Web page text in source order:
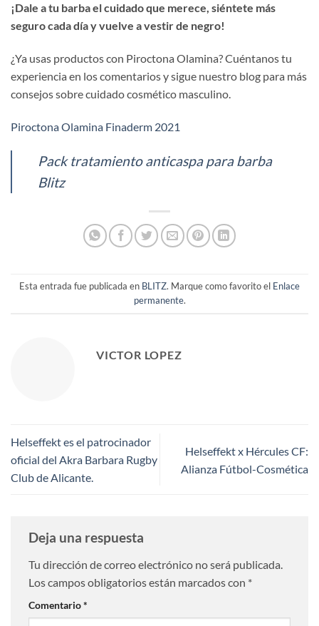
¡Dale a tu barba el cuidado que merece, siéntete más
seguro cada día y vuelve a vestir de negro!
¿Ya usas productos con Piroctona Olamina? Cuéntanos tu
experiencia en los comentarios y sigue nuestro blog para más
consejos sobre cuidado cosmético masculino.
Piroctona Olamina Finaderm 2021
Pack tratamiento anticaspa para barba
Blitz
Esta entrada fue publicada en BLITZ. Marque como favorito el Enlace
permanente.
VICTOR LOPEZ
Helseffekt es el patrocinador
oficial del Akra Barbara Rugby
Club de Alicante.
Helseffekt x Hércules CF:
Alianza Fútbol-Cosmética
Deja una respuesta
Tu dirección de correo electrónico no será publicada.
Los campos obligatorios están marcados con *
Comentario*